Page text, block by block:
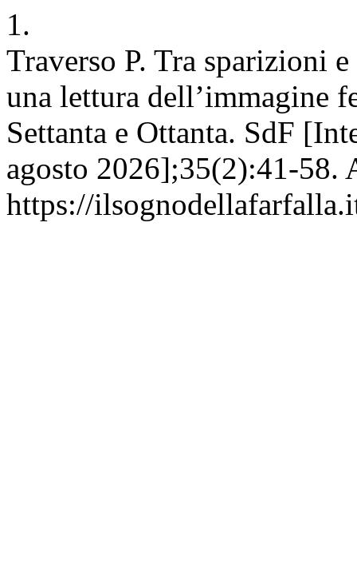
1.
Traverso P. Tra sparizioni
una lettura dell’immagine
Settanta e Ottanta. SdF
agosto 2026];35(2):41-58.
https://